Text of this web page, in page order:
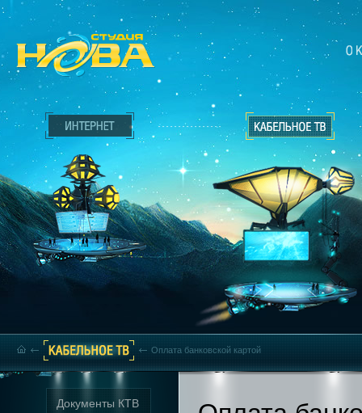
Оплата банковской картой
Документы КТВ